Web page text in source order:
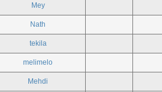
Mey
Nath
tekila
melimelo
Mehdi